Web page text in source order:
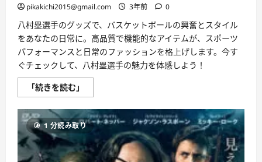
あ
た
に–
に
つ
い
て
さ
読
む
pikakichi2015@gmail.com 3年前 0
八村塁選手のグッズで、バスケットボールの興奮とスタイル
をあなたの日常に。高品質で機能的なアイテムが、スポーツ
パフォーマンスと日常のファッションを格上げします。今す
ぐチェックして、八村塁選手の魅力を体感しよう！
「続きを読む」
村
選
手
の
気
と
1 分読み取り